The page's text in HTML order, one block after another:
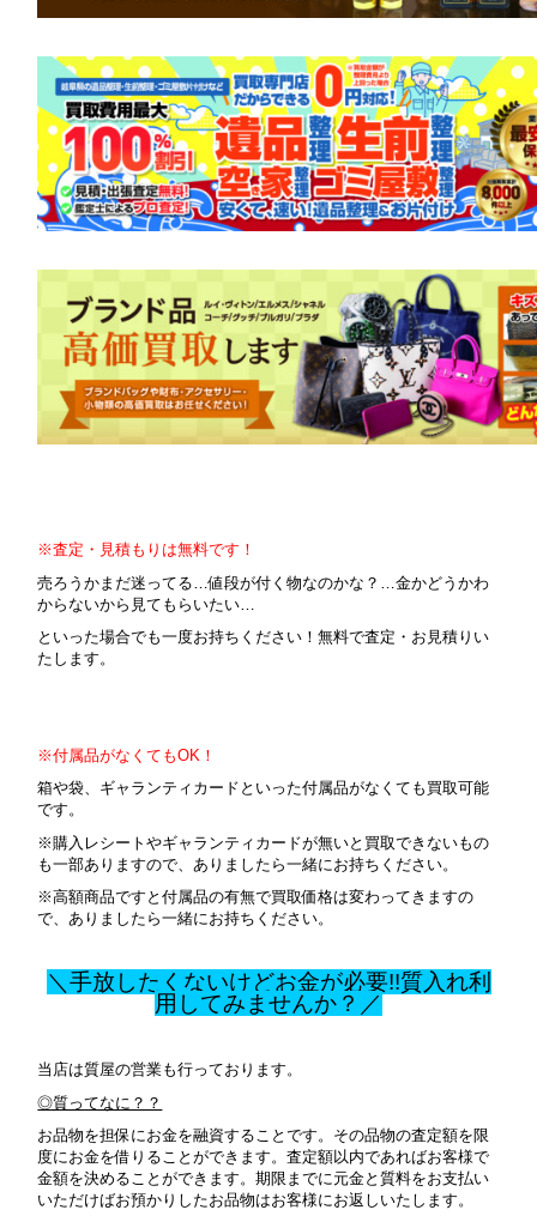
※査定・見積もりは無料です！
売ろうかまだ迷ってる…値段が付く物なのかな？…金かどうかわ
からないから見てもらいたい…
といった場合でも一度お持ちください！無料で査定・お見積りい
たします。
※付属品がなくてもOK！
箱や袋、ギャランティカードといった付属品がなくても買取可能
です。
※購入レシートやギャランティカードが無いと買取できないもの
も一部ありますので、ありましたら一緒にお持ちください。
※高額商品ですと付属品の有無で買取価格は変わってきますの
で、ありましたら一緒にお持ちください。
＼手放したくないけどお金が必要!!質入れ利
用してみませんか？／
当店は質屋の営業も行っております。
◎質ってなに？？
お品物を担保にお金を融資することです。その品物の査定額を限
度にお金を借りることができます。査定額以内であればお客様で
金額を決めることができます。期限までに元金と質料をお支払い
いただけばお預かりしたお品物はお客様にお返しいたします。